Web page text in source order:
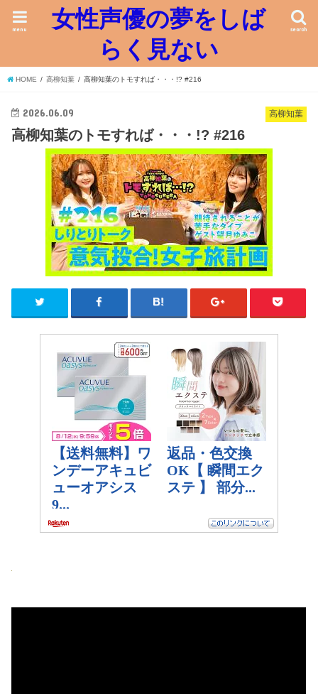
女性声優の夢をしば
らく見ない
search
menu
HOME 高柳知葉 高柳知葉のトモすれば・・・!? #216
高柳知葉
2026.06.09
高柳知葉のトモすれば・・・!? #216